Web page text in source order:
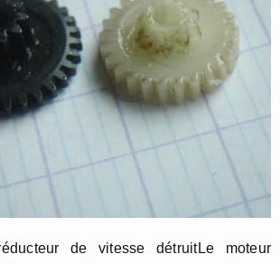
de vitesse détruitLe moteur